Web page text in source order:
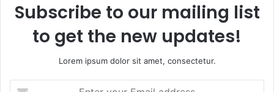
Subscribe to our mailing list
to get the new updates!
Lorem ipsum dolor sit amet, consectetur.